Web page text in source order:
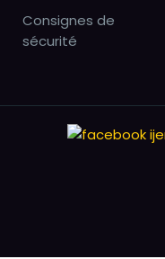
Consignes de
sécurité